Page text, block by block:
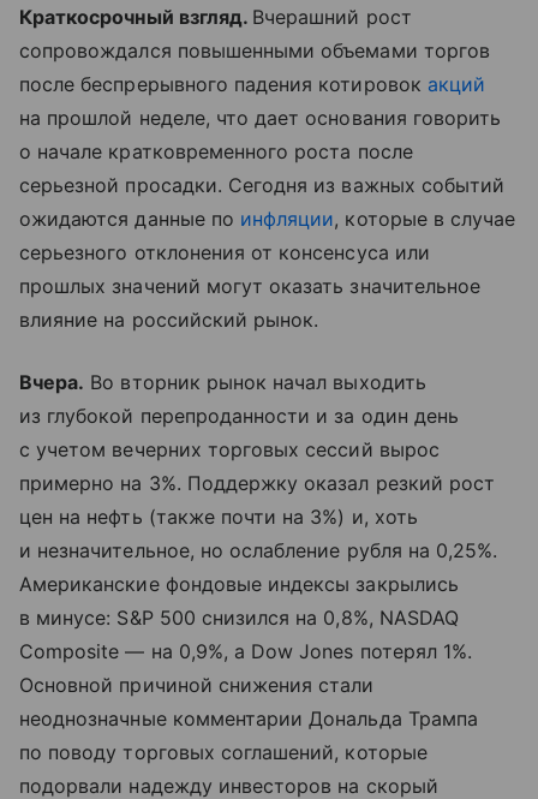
Краткосрочный взгляд. Вчерашний рост
сопровождался повышенными объемами торгов
после беспрерывного падения котировок акций
на прошлой неделе, что дает основания говорить
о начале кратковременного роста после
серьезной просадки. Сегодня из важных событий
ожидаются данные по инфляции, которые в случае
серьезного отклонения от консенсуса или
прошлых значений могут оказать значительное
влияние на российский рынок.
Вчера. Во вторник рынок начал выходить
из глубокой перепроданности и за один день
с учетом вечерних торговых сессий вырос
примерно на 3%. Поддержку оказал резкий рост
цен на нефть (также почти на 3%) и, хоть
и незначительное, но ослабление рубля на 0,25%.
Американские фондовые индексы закрылись
в минусе: S&P 500 снизился на 0,8%, NASDAQ
Composite — на 0,9%, a Dow Jones потерял 1%.
Основной причиной снижения стали
неоднозначные комментарии Дональда Трампа
по поводу торговых соглашений, которые
подорвали надежду инвесторов на скорый